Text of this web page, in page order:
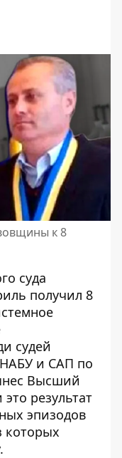
к 8
суда
получил 8
судей
и САП по
Высший
результат
эпизодов
которых